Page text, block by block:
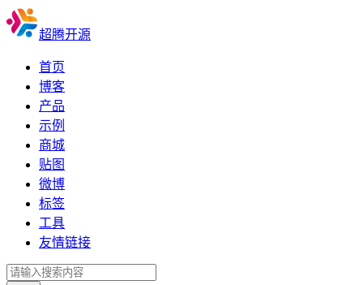
超腾开源
首页
博客
产品
示例
商城
贴图
微博
标签
工具
友情链接